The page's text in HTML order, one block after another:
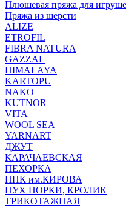
Плюшевая пряжа для
Пряжа из шерсти
ALIZE
ETROFIL
FIBRA NATURA
GAZZAL
HIMALAYA
KARTOPU
NAKO
KUTNOR
VITA
WOOL SEA
YARNART
ДЖУТ
КАРАЧАЕВСКАЯ
ПЕХОРКА
ПНК им.КИРОВА
ПУХ НОРКИ, КРОЛИК
ТРИКОТАЖНАЯ